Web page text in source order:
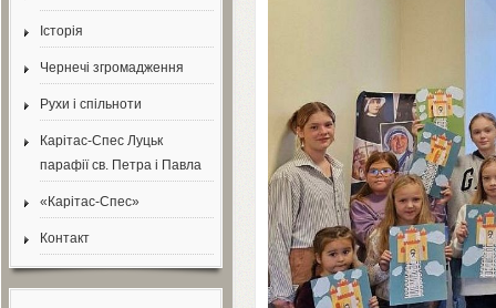
Історія
Чернечі згромадження
Рухи і спільноти
Карітас-Спес Луцьк
парафії св. Петра і Павла
«Карітас-Спес»
Контакт